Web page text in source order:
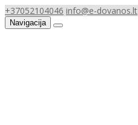
+37052104046 info@e-dovanos.lt
Navigacija